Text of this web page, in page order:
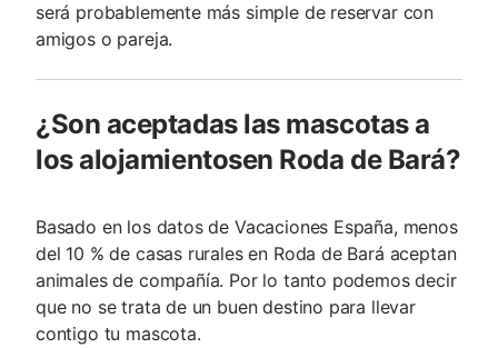
será probablemente más simple de reservar con
amigos o pareja.
¿Son aceptadas las mascotas a
los alojamientosen Roda de Bará?
Basado en los datos de Vacaciones España, menos
del 10 % de casas rurales en Roda de Bará aceptan
animales de compañía. Por lo tanto podemos decir
que no se trata de un buen destino para llevar
contigo tu mascota.